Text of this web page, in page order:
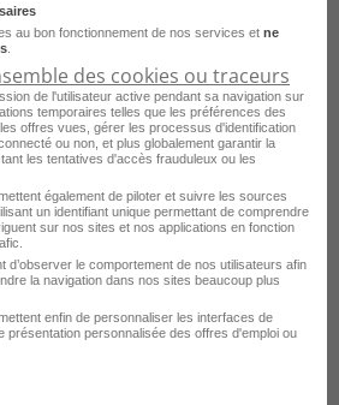
EHPAD 50% H/F
CDI
SAINT HELIER
2026
au bon fonctionnement de nos services et ne
des cookies ou traceurs
de l'utilisateur active pendant sa navigation sur
temporaires telles que les préférences des
offres vues, gérer les processus d'identification
ou non, et plus globalement garantir la
les tentatives d'accès frauduleux ou les
également de piloter et suivre les sources
un identifiant unique permettant de comprendre
sur nos sites et nos applications en fonction
d’observer le comportement de nos utilisateurs afin
la navigation dans nos sites beaucoup plus
enfin de personnaliser les interfaces de
présentation personnalisée des offres d'emploi ou